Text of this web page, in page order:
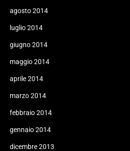
agosto 2014
luglio 2014
giugno 2014
maggio 2014
aprile 2014
marzo 2014
febbraio 2014
gennaio 2014
dicembre 2013